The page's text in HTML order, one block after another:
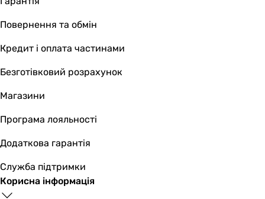
-30 °C
Максимальна температура
60 °C
60 °C
Швидкість обертання
2530 об/хв
1280 об/хв
Фізичні характеристики
Діаметр
250 мм
Повернення та обмін
Кредит і оплата частинами
Безготівковий розрахунок
Магазини
Програма лояльності
Додаткова гарантія
Служба підтримки
Корисна інформація